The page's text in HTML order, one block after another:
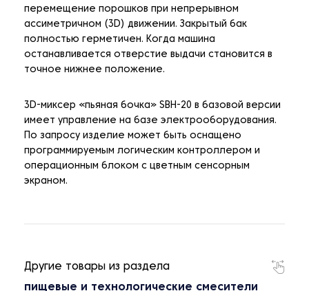
перемещение порошков при непрерывном
ассиметричном (3D) движении. Закрытый бак
полностью герметичен. Когда машина
останавливается отверстие выдачи становится в
точное нижнее положение.
3D-миксер «пьяная бочка» SBH-20 в базовой версии
имеет управление на базе электрооборудования.
По запросу изделие может быть оснащено
программируемым логическим контроллером и
операционным блоком с цветным сенсорным
экраном.
Другие товары из раздела
пищевые и технологические смесители